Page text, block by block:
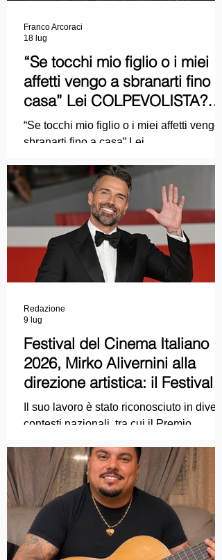
“Se tocchi mio figlio o i miei
affetti vengo a sbranarti fino a
casa” Lei COLPEVOLISTA?
Ma mi faccia il piacere...
“Se tocchi mio figlio o i miei affetti vengo
sbranarti fino a casa” Lei
Franco Arcoraci
18 lug
Festival del Cinema Italiano
2026, Mirko Alivernini alla
direzione artistica: il Festival
punta sul dialogo tra tradizione
e nuove tecnologie
Il suo lavoro è stato riconosciuto in diversi
contesti nazionali, tra cui il Premio
Premio Starlight assegnato nell'ambito
della Mostra Internazionale d'Arte
Cinematografica di Venezia e le
collaborazioni con la Roma Film
Academy, dove ha tenuto incontri e
masterclass dedicati all'evoluzione del
linguaggio cinematografico.
Redazione
9 lug